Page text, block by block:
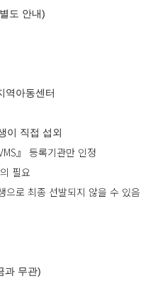
안내)
아동센터
직접 섭외
』 등록기관만 인정
필요
으로 최종 선발되지 않을 수 있음
무관)